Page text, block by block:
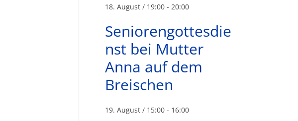
18. August / 19:00 - 20:00
Seniorengottesdie
nst bei Mutter
Anna auf dem
Breischen
19. August / 15:00 - 16:00